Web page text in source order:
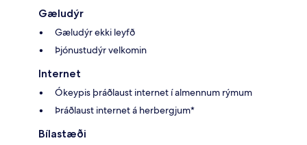
Gæludýr
Gæludýr ekki leyfð
Þjónustudýr velkomin
Internet
Ókeypis þráðlaust internet í almennum rýmum
Þráðlaust internet á herbergjum*
Bílastæði